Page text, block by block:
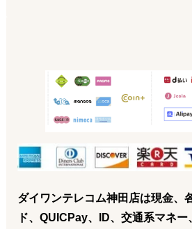
ダイワンテレコム神田店は現金、
ド、QUICPay、ID、交通系マネー